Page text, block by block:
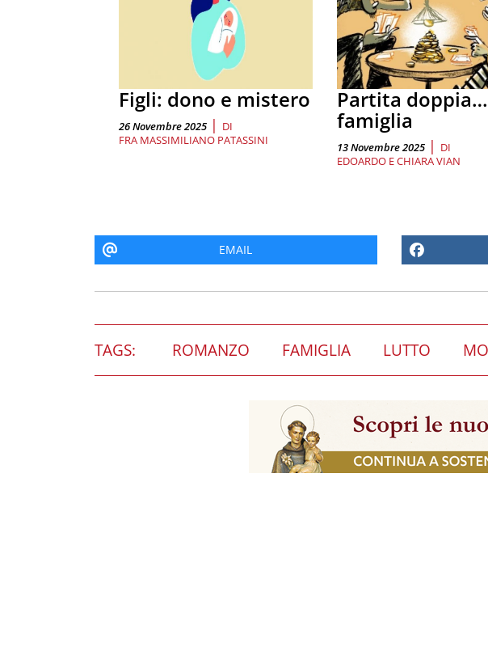
Figli: dono e mistero
26 Novembre 2025 | DI
FRA MASSIMILIANO PATASSINI
Partita
famiglia
13 Novembre 2025 | DI
EDOARDO E CHIARA VIAN
EMAIL
TAGS: ROMANZO FAMIGLIA LUTTO